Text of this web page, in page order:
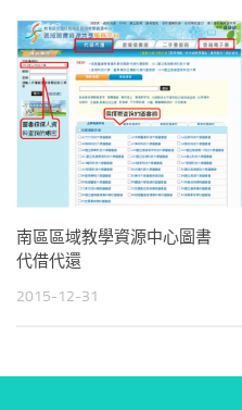
南區區域教學資源中心圖書
代借代還
2015-12-31